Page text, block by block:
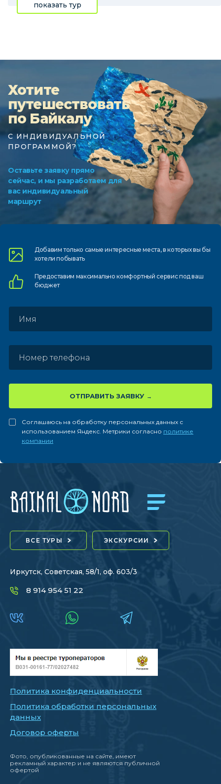
показать тур
Хотите
путешествовать
по Байкалу
С ИНДИВИДУАЛЬНОЙ
ПРОГРАММОЙ?
Оставьте заявку прямо
сейчас, и мы разработаем для
вас индивидуальный
маршрут
Добавим только самыеинтересные места, в которыхвы бы
хотели побывать
Предоставим максимально комфортныйсервис под ваш
бюджет
ОТПРАВИТЬ ЗАЯВКУ
Соглашаюсь на обработку персональных данных с
использованием Яндекс. Метрики согласно политике
компании
ВСЕ ТУРЫ ЭКСКУРСИИ
Иркутск, Советская, 58/1, оф. 603/3
8 914 954 51 22
Политика конфиденциальности
Политика обработки персональных
данных
Договор оферты
Фото, опубликованные на сайте, имеют
рекламный характер и не являются публичной
офертой